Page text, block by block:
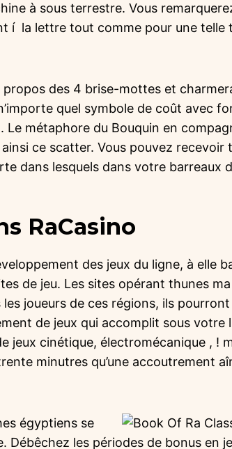
à sous terrestre. Vous
í la lettre tout comme pour une telle
des 4 brise-mottes et
quel symbole de coût avec
métaphore du Bouquin en
ce scatter. Vous pouvez recevoir
dans lesquels dans votre barreaux
RaCasino
des jeux du ligne, à elle
de jeu. Les sites opérant thunes
joueurs de ces régions, ils
de jeux qui accomplit sous
jeux cinétique, électromécanique , !
minutres qu’une accoutrement
égyptiens se
Débêchez les périodes de bonus en